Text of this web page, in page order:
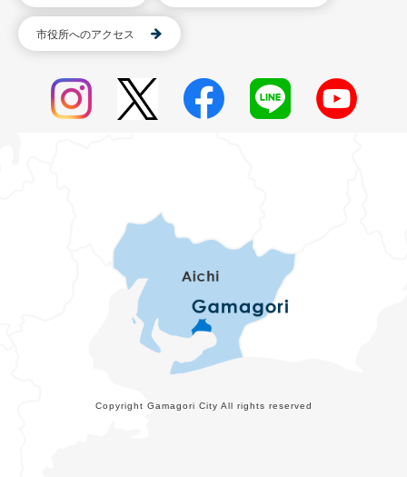
市役所へのアクセス
Copyright Gamagori City All rights reserved